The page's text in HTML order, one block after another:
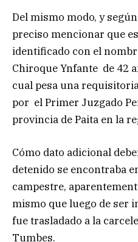
Del mismo modo, y
preciso mencionar que
identificado con el
Chiroque Ynfante de 42
cual pesa una
por el Primer Juzgado
provincia de Paita en la
Cómo dato adicional
detenido se encontraba
campestre,
mismo que luego de ser
fue trasladado a la
Tumbes.